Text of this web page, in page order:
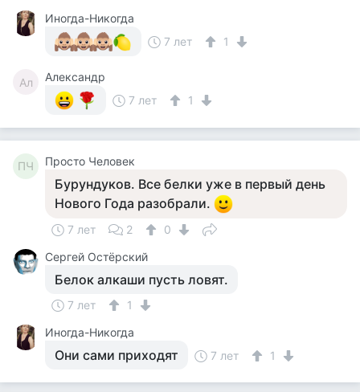
Иногда-Никогда
7 лет
1
Ал
Александр
7 лет
1
ПЧ Просто Человек
Бурундуков. Все белки уже в первый день
Нового Года разобрали.
7 лет 2
0
Сергей Остёрский
Белок алкаши пусть ловят.
7 лет
1
Иногда-Никогда
Они сами приходят 7 лет 1